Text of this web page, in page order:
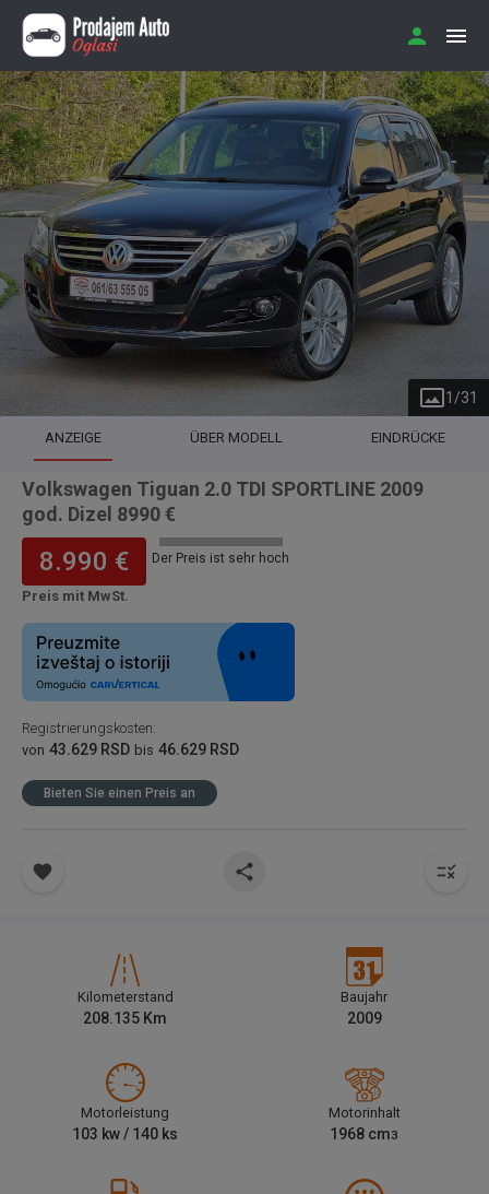
1 /31
ANZEIGE ÜBER MODELL EINDRÜCKE
Volkswagen Tiguan 2.0 TDI SPORTLINE 2009
god. Dizel 8990 €
8.990 €
Preis mit MwSt.
Der Preis ist sehr hoch
Registrierungskosten:
von 43.629 RSD bis 46.629 RSD
Bieten Sie einen Preis an
Kilometerstand
208.135 Km
Baujahr
2009
Motorleistung
103 kw / 140 ks
Motorinhalt
1968 cm3